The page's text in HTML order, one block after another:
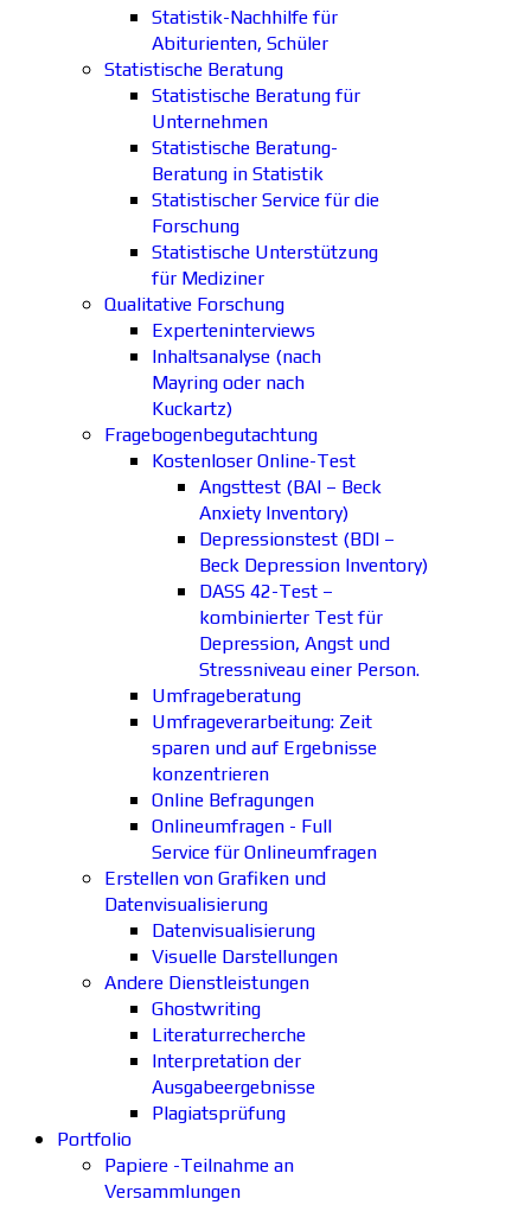
Statistik-Nachhilfe für
Abiturienten, Schüler
Statistische Beratung
Statistische Beratung für
Unternehmen
Statistische Beratung-
Beratung in Statistik
Statistischer Service für die
Forschung
Statistische Unterstützung
für Mediziner
Qualitative Forschung
Experteninterviews
Inhaltsanalyse (nach
Mayring oder nach
Kuckartz)
Fragebogenbegutachtung
Kostenloser Online-Test
Angsttest (BAI – Beck
Anxiety Inventory)
Depressionstest (BDI –
Beck Depression Inventory)
DASS 42-Test –
kombinierter Test für
Depression, Angst und
Stressniveau einer Person.
Umfrageberatung
Umfrageverarbeitung: Zeit
sparen und auf Ergebnisse
konzentrieren
Online Befragungen
Onlineumfragen - Full
Service für Onlineumfragen
Erstellen von Grafiken und
Datenvisualisierung
Datenvisualisierung
Visuelle Darstellungen
Andere Dienstleistungen
Ghostwriting
Literaturrecherche
Interpretation der
Ausgabeergebnisse
Plagiatsprüfung
Portfolio
Papiere -Teilnahme an
Versammlungen